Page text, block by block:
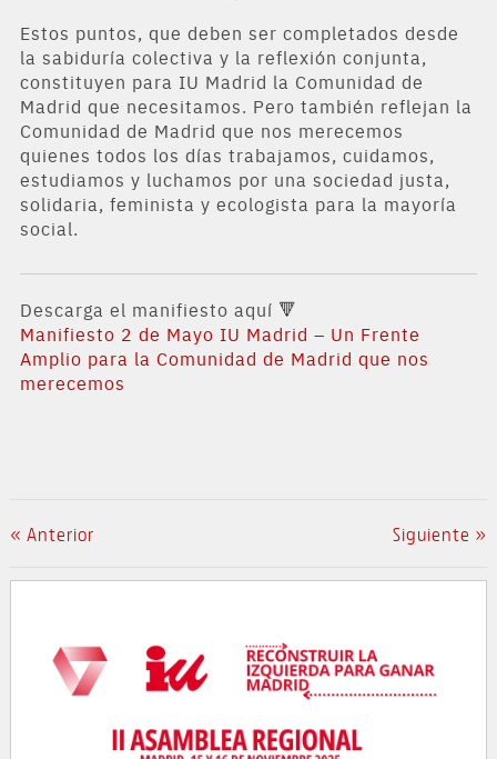
Estos puntos, que deben ser completados desde
la sabiduría colectiva y la reflexión conjunta,
constituyen para IU Madrid la Comunidad de
Madrid que necesitamos. Pero también reflejan la
Comunidad de Madrid que nos merecemos
quienes todos los días trabajamos, cuidamos,
estudiamos y luchamos por una sociedad justa,
solidaria, feminista y ecologista para la mayoría
social.
Descarga el manifiesto aquí 🔻
Manifiesto 2 de Mayo IU Madrid – Un Frente
Amplio para la Comunidad de Madrid que nos
merecemos
« Anterior Siguiente »